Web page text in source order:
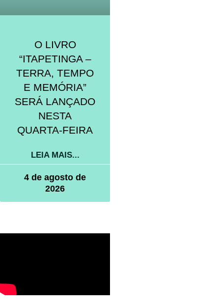
O LIVRO
“ITAPETINGA –
TERRA, TEMPO
E MEMÓRIA”
SERÁ LANÇADO
NESTA
QUARTA-FEIRA
LEIA MAIS...
4 de agosto de
2026